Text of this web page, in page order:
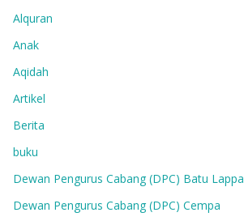
Alquran
Anak
Aqidah
Artikel
Berita
buku
Dewan Pengurus Cabang (DPC) Batu Lappa
Dewan Pengurus Cabang (DPC) Cempa